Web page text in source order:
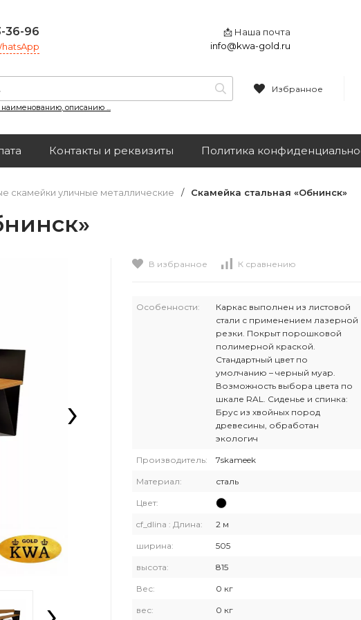
36-96
📩 Наша почта
info@kwa-gold.ru
наименованию, описанию ...
Избранное
Контакты и реквизиты Политика
скамейки уличные металлические / Скамейка стальная «Обнинск»
›
В избранное К сравнению
Особенности:
Каркас выполнен из листовой
стали с применением лазерной
резки. Покрыт порошковой
полимерной краской.
Стандартный цвет по
умолчанию – черный муар.
Возможность выбора цвета по
шкале RAL. Сиденье и спинка:
Брус из хвойных пород
древесины, обработан
экологич
Производитель: 7skameek
Материал: сталь
Цвет:
cf_dlina : Длина: 2 м
ширина: 505
высота: 815
Вес: 0 кг
вес: 0 кг